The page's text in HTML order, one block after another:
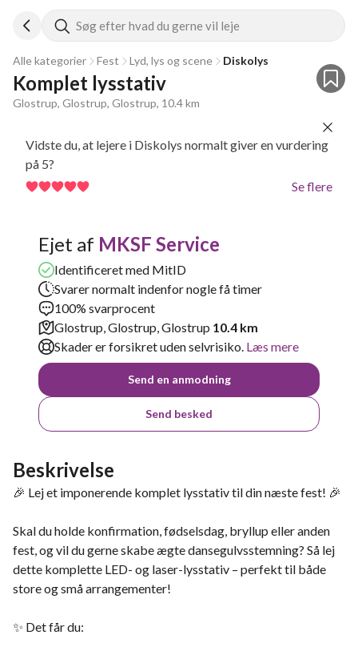
Søg efter hvad du gerne vil leje
Alle kategorier Fest Lyd, lys og scene Diskolys
Komplet lysstativ
Glostrup, Glostrup, Glostrup, 10.4 km
Vidste du, at lejere i Diskolys normalt giver en vurdering
på 5?
Se flere
Ejet af MKSF Service
Identificeret med MitID
Svarer normalt indenfor nogle få timer
100% svarprocent
Glostrup, Glostrup, Glostrup 10.4 km
Skader er forsikret uden selvrisiko. Læs mere
Send en anmodning
Send besked
Beskrivelse
🎉 Lej et imponerende komplet lysstativ til din næste fest! 🎉
Skal du holde konfirmation, fødselsdag, bryllup eller anden
fest, og vil du gerne skabe ægte dansegulvsstemning? Så lej
dette komplette LED- og laser-lysstativ – perfekt til både
store og små arrangementer!
✨ Det får du: